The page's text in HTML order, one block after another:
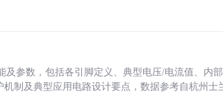
及参数，包括各引脚定义、典型电压/电流值、内
制及典型应用电路设计要点，数据参考自杭州士